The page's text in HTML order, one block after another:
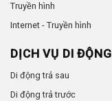
Truyền hình
Internet - Truyền hình
DỊCH VỤ DI ĐỘNG
Di động trả sau
Di động trả trước